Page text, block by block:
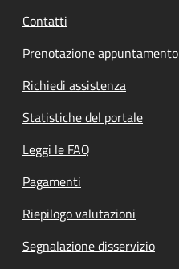
Contatti
Prenotazione appuntamento
Richiedi assistenza
Statistiche del portale
Leggi le FAQ
Pagamenti
Riepilogo valutazioni
Segnalazione disservizio